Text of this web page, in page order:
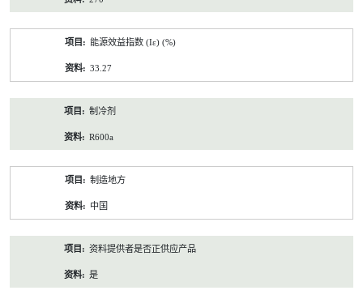
能源效益指数 (Iε) (%)
33.27
制冷剂
R600a
制造地方
中国
资料提供者是否正供应产品
是